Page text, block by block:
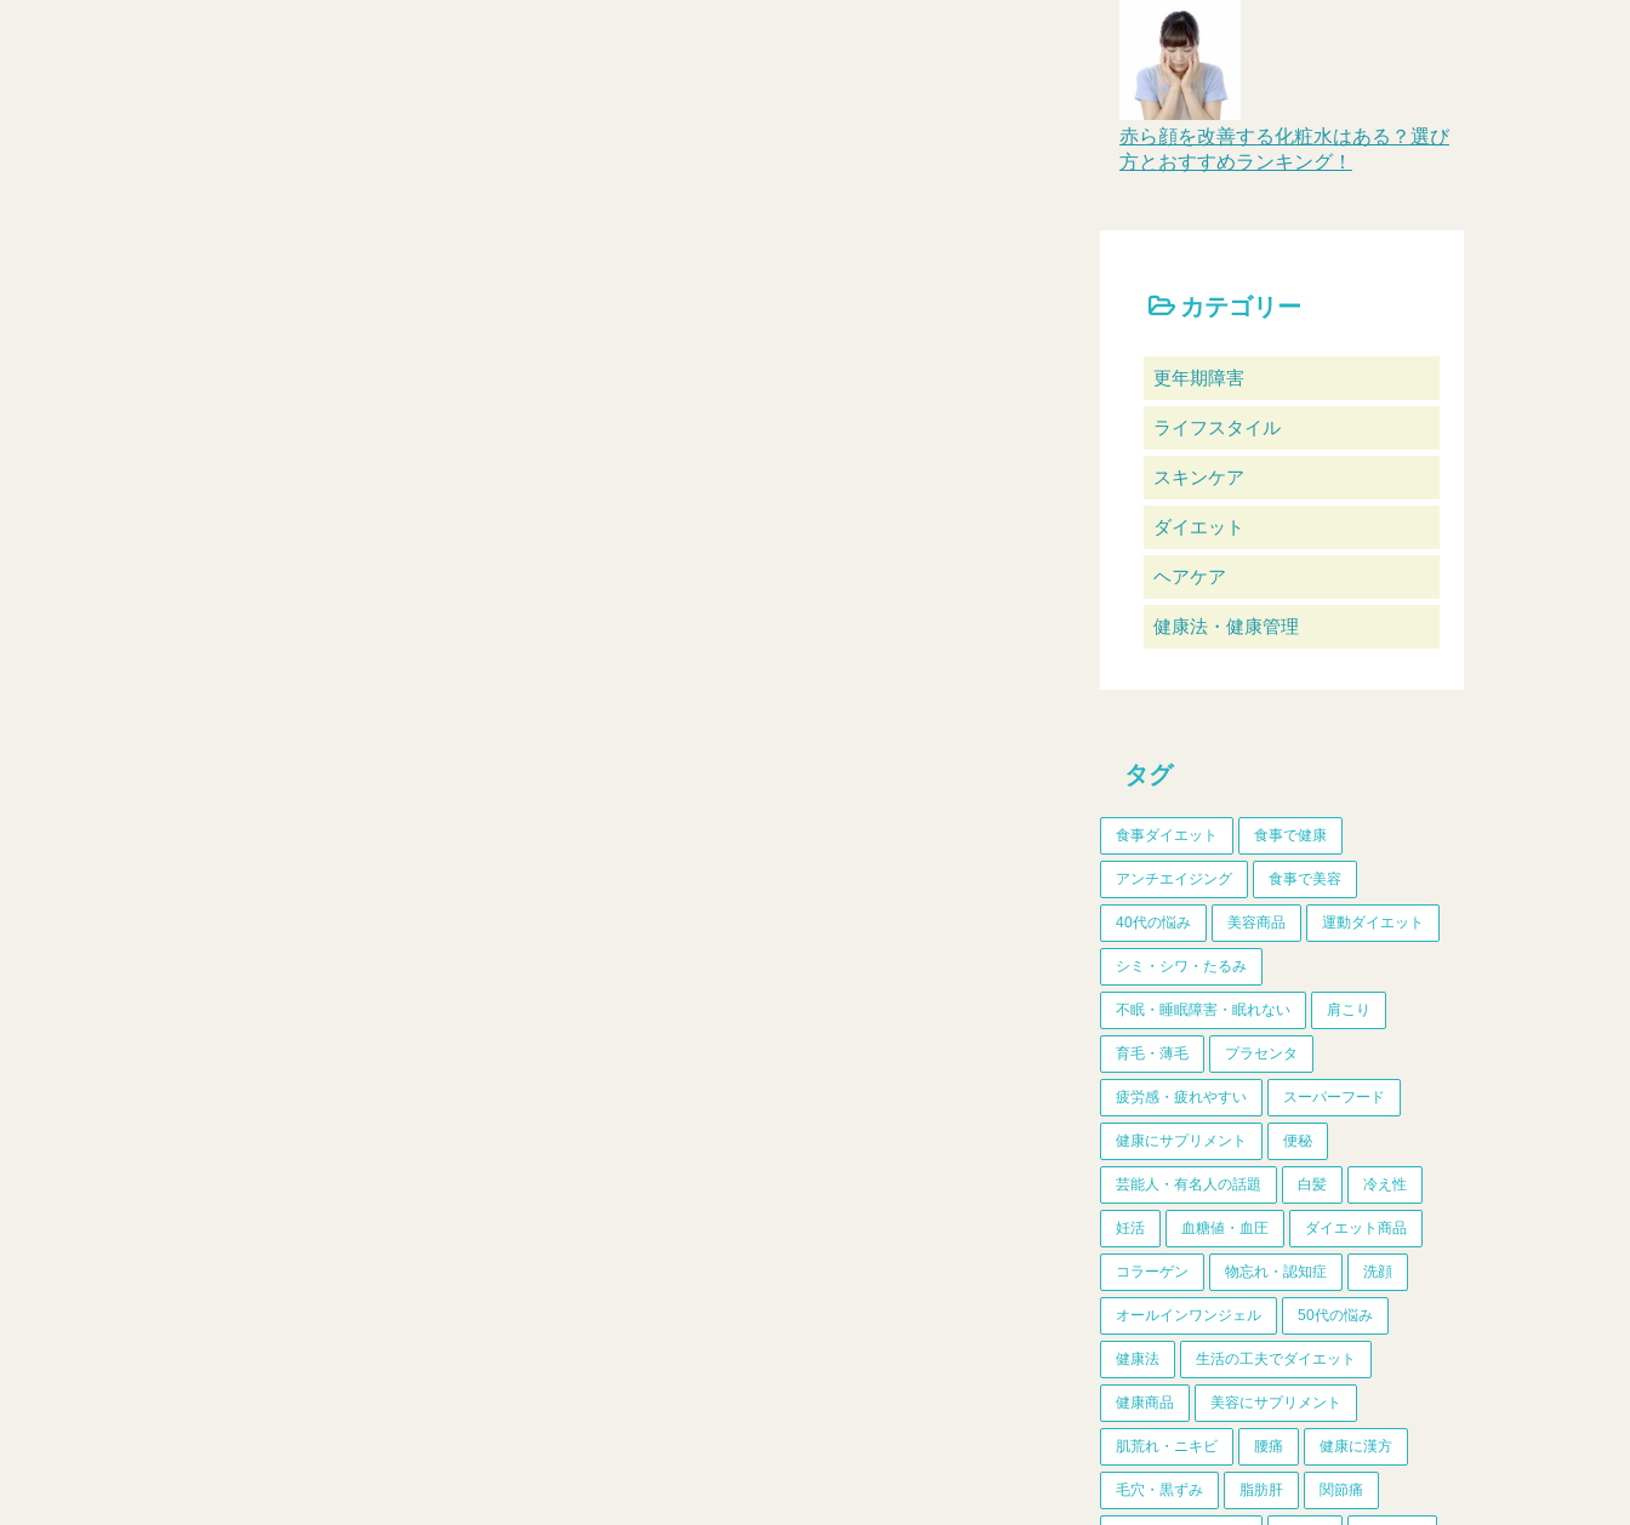
赤ら顔を改善する化粧水はある？選び
方とおすすめランキング！
カテゴリー
更年期障害
ライフスタイル
スキンケア
ダイエット
ヘアケア
健康法・健康管理
タグ
食事ダイエット 食事で健康
アンチエイジング 食事で美容
40代の悩み 美容商品 運動ダイエット
シミ・シワ・たるみ
不眠・睡眠障害・眠れない 肩こり
育毛・薄毛 プラセンタ
疲労感・疲れやすい スーパーフード
健康にサプリメント 便秘
芸能人・有名人の話題 白髪 冷え性
妊活 血糖値・血圧 ダイエット商品
コラーゲン 物忘れ・認知症 洗顔
オールインワンジェル 50代の悩み
健康法 生活の工夫でダイエット
健康商品 美容にサプリメント
肌荒れ・ニキビ 腰痛 健康に漢方
毛穴・黒ずみ 脂肪肝 関節痛